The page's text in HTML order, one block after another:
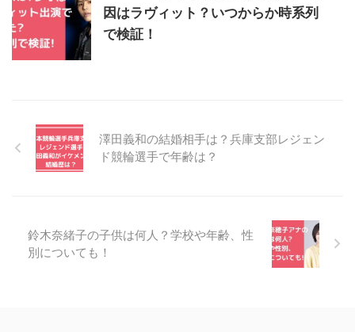
因はラヴィット？いつからか時系列
で検証！
澤田義和の結婚相手は？兵庫支部レジェン
ド競輪選手で年齢は？
鈴木奈緒子の子供は何人？学校や年齢、性
別についても！